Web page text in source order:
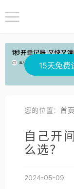
15天免费
您的位置：首页
自己开
么选？
2024-05-09